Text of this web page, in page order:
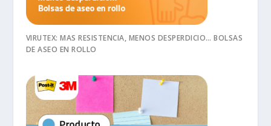
VIRUTEX: MAS RESISTENCIA, MENOS DESPERDICIO… BOLSAS
DE ASEO EN ROLLO